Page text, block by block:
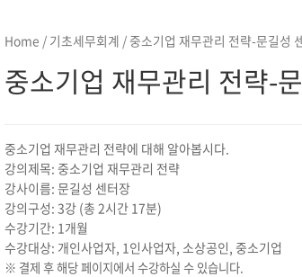
Home / 기초세무회계 / 중소기업 재무관리 전략-문길성
중소기업 재무관리 전략-
중소기업 재무관리 전략에 대해 알아봅시다.
강의제목: 중소기업 재무관리 전략
강사이름: 문길성 센터장
강의구성: 3강 (총 2시간 17분)
수강기간: 1개월
수강대상: 개인사업자, 1인사업자, 소상공인, 중소기업
※ 결제 후 해당 페이지에서 수강하실 수 있습니다.